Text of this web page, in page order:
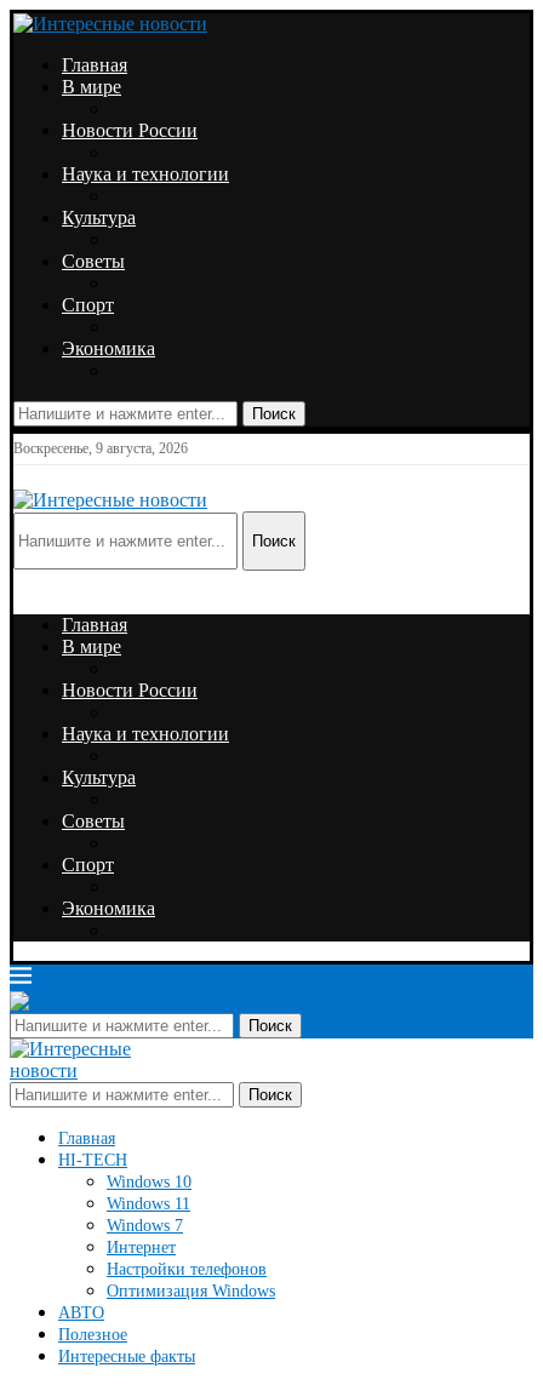
Главная
В мире
Новости России
Наука и технологии
Культура
Советы
Спорт
Экономика
Поиск
Воскресенье, 9 августа, 2026
Поиск
Главная
В мире
Новости России
Наука и технологии
Культура
Советы
Спорт
Экономика
Поиск
Поиск
Главная
HI-TECH
Windows 10
Windows 11
Windows 7
Интернет
Настройки телефонов
Оптимизация Windows
АВТО
Полезное
Интересные факты